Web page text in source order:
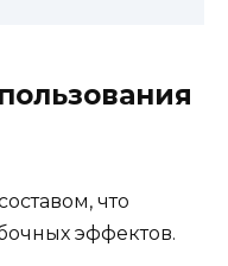
что
эффектов.